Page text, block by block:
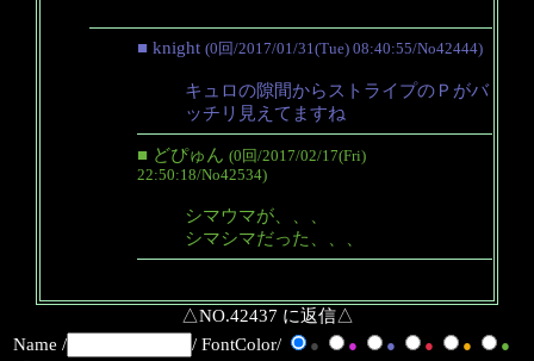
■ knight (0回/2017/01/31(Tue) 08:40:55/No42444)
キュロの隙間からストライプのＰがバ
ッチリ見えてますね
■ どぴゅん (0回/2017/02/17(Fri)
22:50:18/No42534)
シマウマが、、、
シマシマだった、、、
△NO.42437 に返信△
Name /
/ FontColor/ ● ● ● ● ●
●